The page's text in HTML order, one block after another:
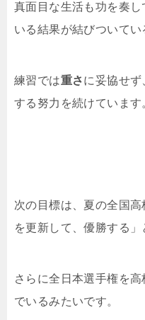
真面目な生活も功を奏
いる結果が結びついてい
練習では重さに妥協せ
する努力を続けています
次の目標は、夏の全国
を更新して、優勝する」
さらに全日本選手権を
でいるみたいです。